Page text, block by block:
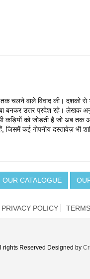
चलने वाले विवाद की। दशको से
बनकर उत्तर प्रदेश रहे। लेखक
को जोड़ती है जो अब तक
जिसमें कई गोपनीय दस्तावेज़
OUR CATALOGUE
PRIVACY POLICY
rights Reserved Designed by